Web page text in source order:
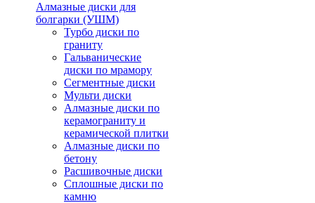
Алмазные диски для
болгарки (УШМ)
Турбо диски по
граниту
Гальванические
диски по мрамору
Сегментные диски
Мульти диски
Алмазные диски по
керамограниту и
керамической плитки
Алмазные диски по
бетону
Расшивочные диски
Сплошные диски по
камню